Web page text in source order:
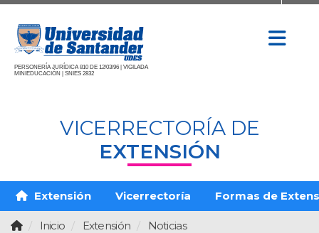
PERSONERÍA JURÍDICA 810 DE 12/03/96 | VIGILADA
MINIEDUCACIÓN | SNIES 2832
VICERRECTORÍA DE
EXTENSIÓN
Extensión Vicerrectoría Formas de
Inicio Extensión Noticias